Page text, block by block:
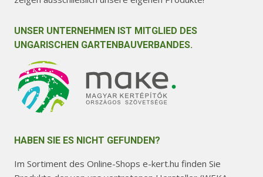
UNSER UNTERNEHMEN IST MITGLIED DES
UNGARISCHEN GARTENBAUVERBANDES.
HABEN SIE ES NICHT GEFUNDEN?
Im Sortiment des Online-Shops e-kert.hu finden Sie